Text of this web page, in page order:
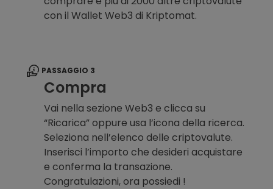
con il Wallet Web3 di Kriptomat.
PASSAGGIO 3
Compra
Vai nella sezione Web3 e clicca su
“Ricarica” oppure usa l’icona della ricerca.
Seleziona nell’elenco delle criptovalute.
Inserisci l’importo che desideri acquistare
e conferma la transazione.
Congratulazioni, ora possiedi !